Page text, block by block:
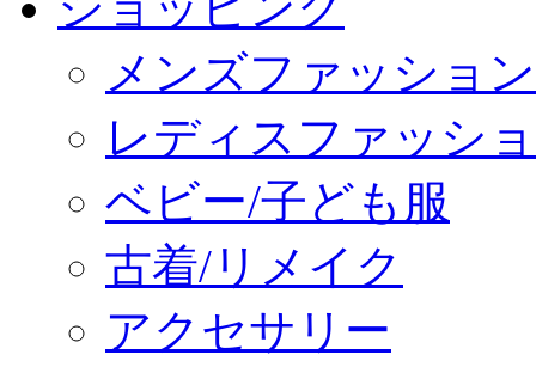
メンズファッション
レディスファッシ
ベビー/子ども服
古着/リメイク
アクセサリー